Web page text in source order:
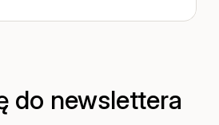
do newslettera